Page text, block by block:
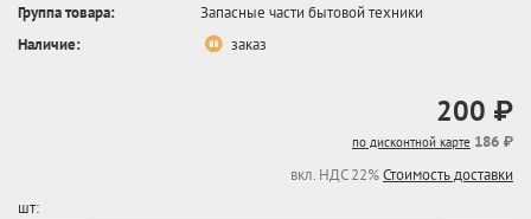
Группа товара:
Запасные части бытовой техники
Наличие:
заказ
200 ₽
по дисконтной карте 186 ₽
вкл. НДС 22%Стоимость доставки
шт: